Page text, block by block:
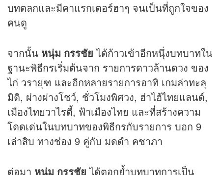
บทตลกและมีคาแรกเตอร์ฮาๆ จนเป็นที่ถูกใจของ
คนดู
จากนั้น หนุ่ม กรรชัยได้ก้าวเข้าอีกหนุึ่งบทบาทใน
ฐานะพิธีกรเริ่มต้นจาก รายการดาวล้านดวง ของ
ไก่ วรายุฑ และอีกหลายรายการอาทิ เกมล่าทะลุ
มิติ, ผ่างผ่างโชว์, ชั่วโมงพิศวง, ฮ่าไฮ้ไทยแลนด์,
เมืองไทยวาไรตี้, ฟ้าเมืองไทย และที่สร้างความ
โดดเด่นในบทบาทของพิธีกรกับรายการ บอก 9
เล่าสิบ ทางช่อง 9 คู่กับ มดดำ คชาภา
ต่อมา หนุ่ม กรรชัยได้ตอกย้ำบทบาทการเป็น